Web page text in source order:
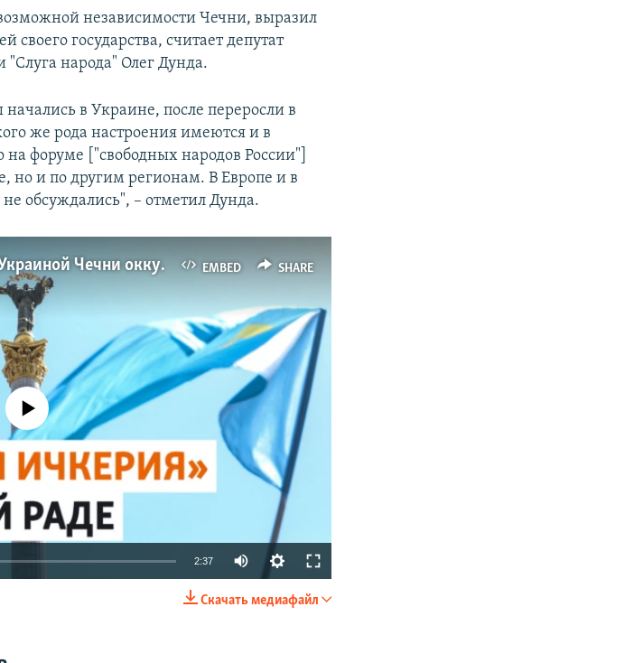
независимости Чечни, выразил
государства, считает депутат
народа" Олег Дунда.
в Украине, после переросли в
же рода настроения имеются и в
на форуме ["свободных народов России"]
но и по другим регионам. В Европе и в
обсуждались", – отметил Дунда.
EMBED SHARE
Что происходит после признания Украиной Чечни оккупированной
SHARE
currently available
2:37
Скачать медиафайл